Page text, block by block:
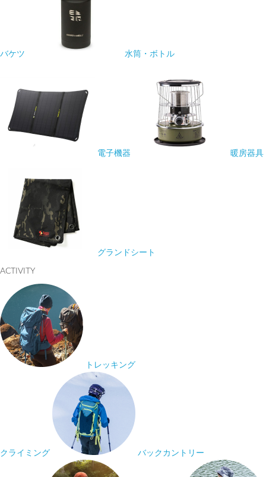
バケツ 水筒・ボトル
電子機器 暖房器具
グランドシート
ACTIVITY
トレッキング
クライミング バックカントリー